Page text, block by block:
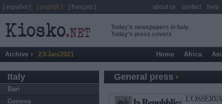
Today's newspapers in Italy
Today's press covers
Archive 23/Jan/2021 Home Africa
Italy
Bari
Genova
General press
[ español ] [ english ] [ français ] about us contact help